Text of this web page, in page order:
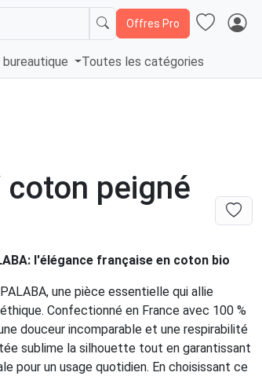
Offres Pro
Toutes les catégories
peigné
l'élégance française en coton bio
une pièce essentielle qui allie
Confectionné en France avec 100 %
douceur incomparable et une respirabilité
sublime la silhouette tout en garantissant
pour un usage quotidien. En choisissant ce